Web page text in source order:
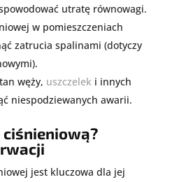
utratę równowagi.
w pomieszczeniach
zatrucia spalinami (dotyczy
węży, uszczelek i innych
niespodziewanych awarii.
ciśnieniową?
jest kluczowa dla jej